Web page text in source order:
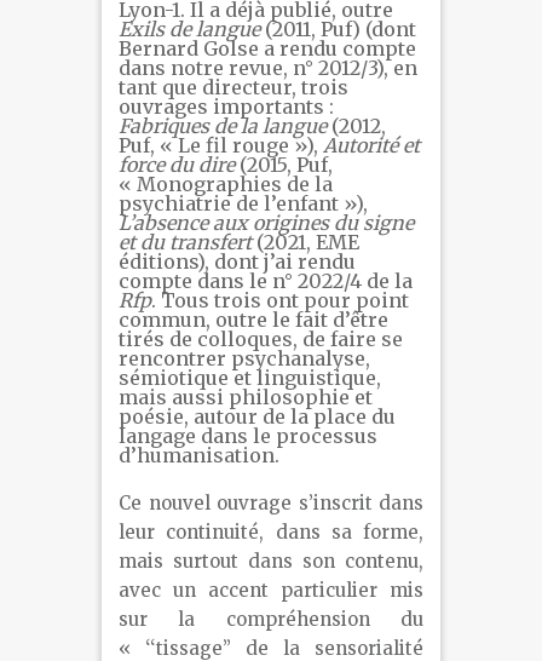
Lyon-1. Il a déjà publié, outre
Exils de langue(2011, Puf) (dont
Bernard Golse a rendu compte
dans notre revue, n° 2012/3), en
tant que directeur, trois
ouvrages importants :
Fabriques de la langue(2012,
Puf, « Le fil rouge »), Autorité et
force du dire(2015, Puf,
« Monographies de la
psychiatrie de l’enfant »),
L’absence aux origines du signe
et du transfert(2021, EME
éditions), dont j’ai rendu
compte dans le n° 2022/4 de la
Rfp. Tous trois ont pour point
commun, outre le fait d’être
tirés de colloques, de faire se
rencontrer psychanalyse,
sémiotique et linguistique,
mais aussi philosophie et
poésie, autour de la place du
langage dans le processus
d’humanisation.
Ce nouvel ouvrage s’inscrit dans
leur continuité, dans sa forme,
mais surtout dans son contenu,
avec un accent particulier mis
sur la compréhension du
« ‘‘tissage’’ de la sensorialité